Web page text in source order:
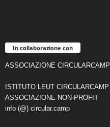
In collaborazione con
ASSOCIAZIONE CIRCULARCAMP
ISTITUTO LEUT CIRCULARCAMP
ASSOCIAZIONE NON-PROFIT
info (@) circular.camp